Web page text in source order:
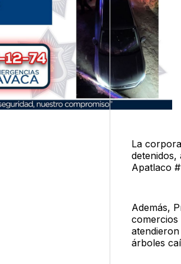
La
detenidos,
Apatlaco
Además,
comercios
árboles